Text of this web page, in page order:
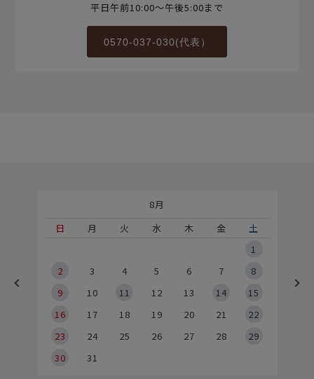
平日午前10:00～午後5:00まで
0570-037-030(代表）
8月
日
月 火 水 木 金
土
1
2
3 4 5 6 7
8
9
10 11 12 13 14
15
16
17 18 19 20 21
22
23
24 25 26 27 28
29
30
31